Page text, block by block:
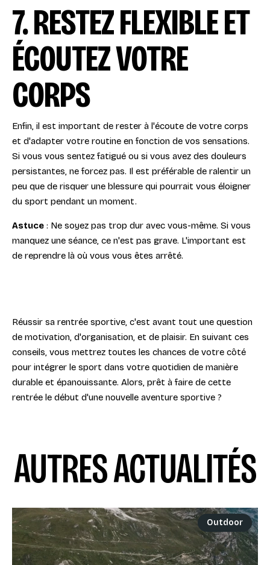
7. RESTEZ FLEXIBLE ET
ÉCOUTEZ VOTRE
CORPS
Enfin, il est important de rester à l'écoute de votre corps
et d'adapter votre routine en fonction de vos sensations.
Si vous vous sentez fatigué ou si vous avez des douleurs
persistantes, ne forcez pas. Il est préférable de ralentir un
peu que de risquer une blessure qui pourrait vous éloigner
du sport pendant un moment.
Astuce : Ne soyez pas trop dur avec vous-même. Si vous
manquez une séance, ce n'est pas grave. L'important est
de reprendre là où vous vous êtes arrêté.
Réussir sa rentrée sportive, c'est avant tout une question
de motivation, d'organisation, et de plaisir. En suivant ces
conseils, vous mettrez toutes les chances de votre côté
pour intégrer le sport dans votre quotidien de manière
durable et épanouissante. Alors, prêt à faire de cette
rentrée le début d'une nouvelle aventure sportive ?
AUTRES ACTUALITÉS
Outdoor